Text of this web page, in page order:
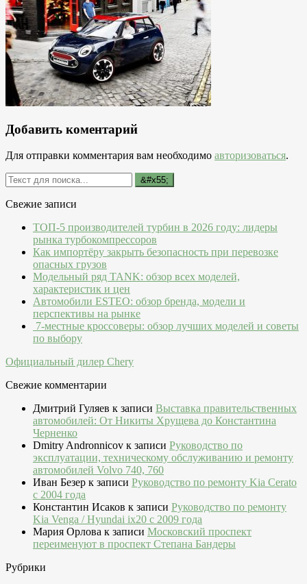
Добавить коментарий
Для отправки комментария вам необходимо авторизоваться.
Свежие записи
ТОП-5 производителей турбин в 2026 году: лидеры
рынка турбокомпрессоров
Как импортёру закрыть безопасность при перевозке
опасных грузов
Модельный ряд TANK: обзор всех моделей,
характеристик и цен
Автомобили ESTEO: обзор бренда, модели и
перспективы на рынке
7-местные кроссоверы: обзор лучших моделей и советы
по выбору
Официальный дилер Chery
Свежие комментарии
Дмитрий Гуляев к записи Выставка правительственных
автомобилей: От Никиты Хрущева до Константина
Черненко
Dmitry Andronnicov к записи Руководство по
эксплуатации, техническому обслуживанию и ремонту
автомобилей Volvo 740, 760
Иван Безер к записи Руководство по ремонту Kia Cerato
c 2004 года
Константин Исаков к записи Руководство по ремонту
Kia Venga / Hyundai ix20 c 2009 года
Мария Орлова к записи Московский проспект
переименуют в проспект Степана Бандеры
Рубрики